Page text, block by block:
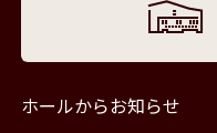
ホールからお知らせ